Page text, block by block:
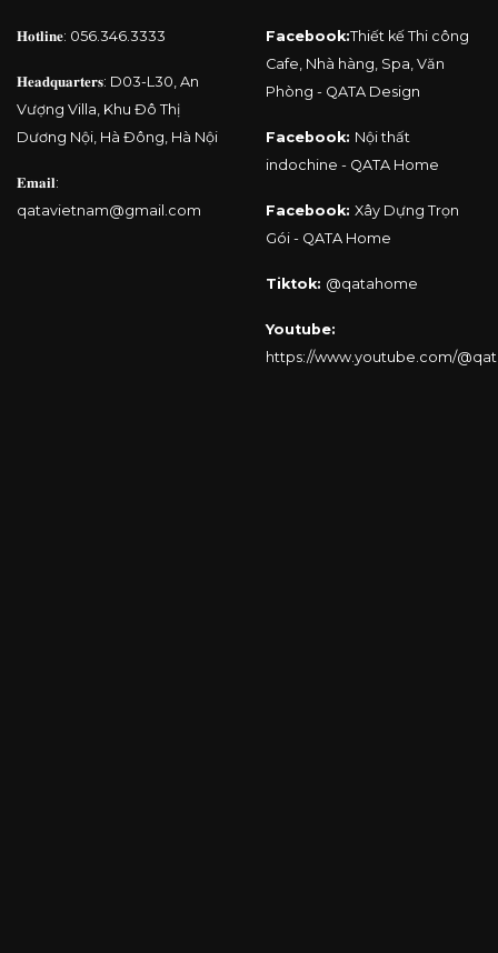
𝐇𝐨𝐭𝐥𝐢𝐧𝐞: 056.346.3333
𝐇𝐞𝐚𝐝𝐪𝐮𝐚𝐫𝐭𝐞𝐫𝐬: D03-L30, An
Vượng Villa, Khu Đô Thị
Dương Nội, Hà Đông, Hà Nội
𝐄𝐦𝐚𝐢𝐥:
qatavietnam@gmail.com
Facebook:Thiết kế Thi công
Cafe, Nhà hàng, Spa, Văn
Phòng - QATA Design
Facebook: Nội thất
indochine - QATA Home
Facebook: Xây Dựng Trọn
Gói - QATA Home
Tiktok: @qatahome
Youtube:
https://www.youtube.com/